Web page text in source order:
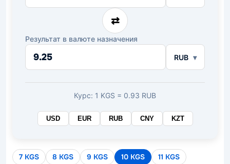
⇄
Результат в валюте назначения
RUB
Курс: 1 KGS = 0.93 RUB
USD EUR RUB CNY KZT
7 KGS 8 KGS 9 KGS 10 KGS
11 KGS